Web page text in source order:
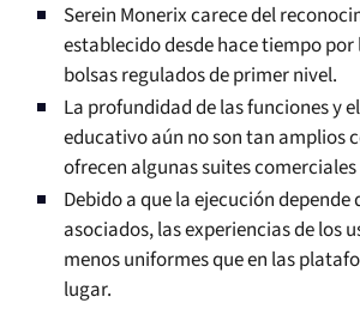
Serein Monerix carece del
establecido desde hace tiempo
bolsas regulados de primer nivel.
La profundidad de las funciones y
educativo aún no son tan amplios
ofrecen algunas suites
Debido a que la ejecución depende
asociados, las experiencias de los
menos uniformes que en las
lugar.